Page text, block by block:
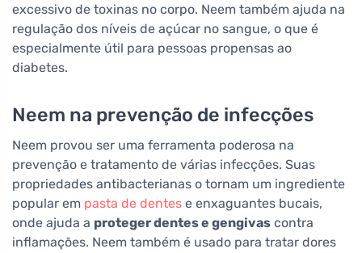
excessivo de toxinas no corpo. Neem também ajuda na
regulação dos níveis de açúcar no sangue, o que é
especialmente útil para pessoas propensas ao
diabetes.
Neem na prevenção de infecções
Neem provou ser uma ferramenta poderosa na
prevenção e tratamento de várias infecções. Suas
propriedades antibacterianas o tornam um ingrediente
popular em pasta de dentes e enxaguantes bucais,
onde ajuda a proteger dentes e gengivas contra
inflamações. Neem também é usado para tratar dores